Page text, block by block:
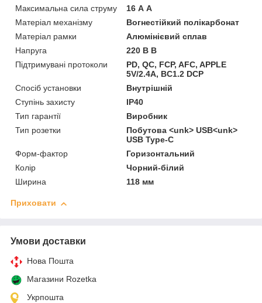
Максимальна сила струму
16 А А
Матеріал механізму
Вогнестійкий полікарбонат
Матеріал рамки
Алюмінієвий сплав
Напруга
220 В В
Підтримувані протоколи
PD, QC, FCP, AFC, APPLE
5V/2.4A, BC1.2 DCP
Спосіб установки
Внутрішній
Ступінь захисту
IP40
Тип гарантії
Виробник
Тип розетки
Побутова <unk> USB<unk>
USB Type-C
Форм-фактор
Горизонтальний
Колір
Чорний-білий
Ширина
118 мм
Приховати
Умови доставки
Нова Пошта
Магазини Rozetka
Укрпошта